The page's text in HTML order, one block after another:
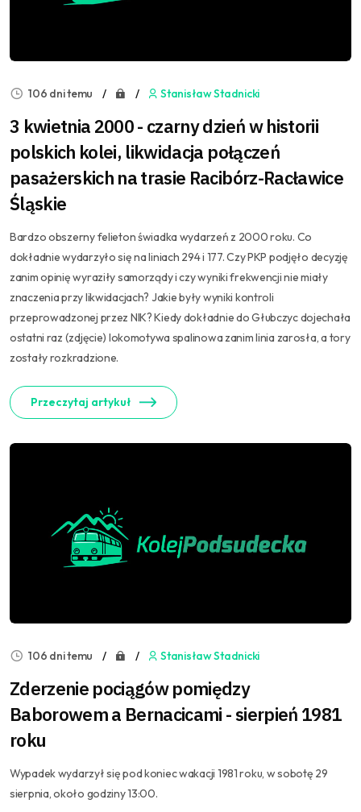
106 dni temu Stanisław Stadnicki
3 kwietnia 2000 - czarny dzień w historii
polskich kolei, likwidacja połączeń
pasażerskich na trasie Racibórz-Racławice
Śląskie
Bardzo obszerny felieton świadka wydarzeń z 2000 roku. Co
dokładnie wydarzyło się na liniach 294 i 177. Czy PKP podjęło decyzję
zanim opinię wyraziły samorządy i czy wyniki frekwencji nie miały
znaczenia przy likwidacjach? Jakie były wyniki kontroli
przeprowadzonej przez NIK? Kiedy dokładnie do Głubczyc dojechała
ostatni raz (zdjęcie) lokomotywa spalinowa zanim linia zarosła, a tory
zostały rozkradzione.
Przeczytaj artykuł
106 dni temu Stanisław Stadnicki
Zderzenie pociągów pomiędzy
Baborowem a Bernacicami - sierpień 1981
roku
Wypadek wydarzył się pod koniec wakacji 1981 roku, w sobotę 29
sierpnia, około godziny 13:00.